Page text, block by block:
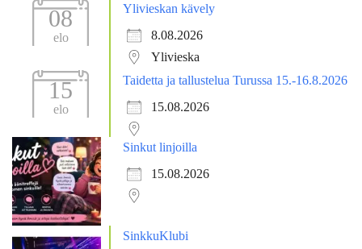
08
elo
Ylivieskan kävely
8.08.2026
Ylivieska
15
elo
Taidetta ja tallustelua Turussa 15.-16.8.2026
15.08.2026
Sinkut linjoilla
15.08.2026
SinkkuKlubi